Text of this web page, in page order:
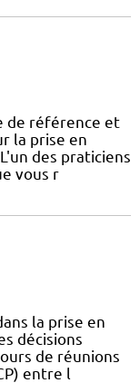
de référence et
la prise en
des praticiens
vous r
la prise en
décisions
de réunions
entre l